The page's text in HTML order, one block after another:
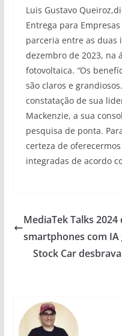
Luis Gustavo
Entrega para
parceria entre as duas
dezembro de 2023, na
fotovoltaica. “Os
são claros e
constatação de sua
Mackenzie, a sua
pesquisa de ponta.
certeza de
integradas de acordo
MediaTek Talks
smartphones com IA
Stock Car